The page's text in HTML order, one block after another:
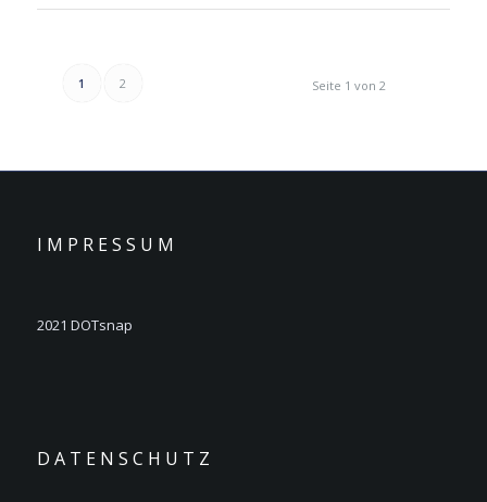
Seite 1 von 2
1 2
I M P R E S S U M
2021 DOTsnap
D A T E N S C H U T Z